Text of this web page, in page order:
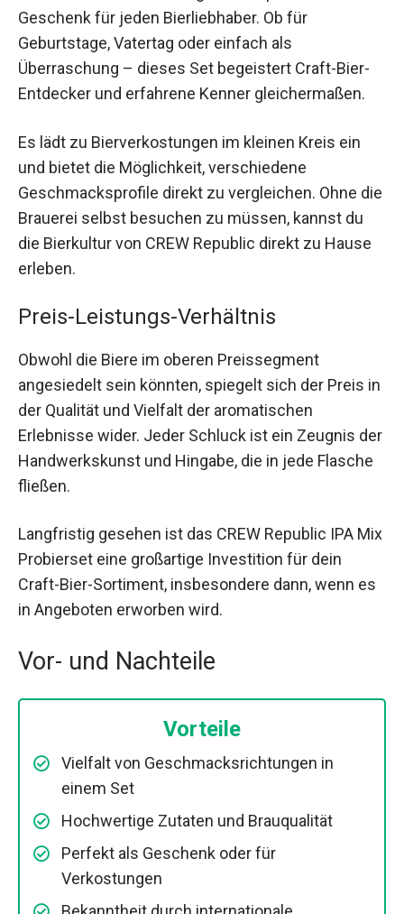
Geschenk für jeden Bierliebhaber. Ob für
Geburtstage, Vatertag oder einfach als
Überraschung – dieses Set begeistert Craft-Bier-
Entdecker und erfahrene Kenner gleichermaßen.
Es lädt zu Bierverkostungen im kleinen Kreis ein
und bietet die Möglichkeit, verschiedene
Geschmacksprofile direkt zu vergleichen. Ohne die
Brauerei selbst besuchen zu müssen, kannst du
die Bierkultur von CREW Republic direkt zu Hause
erleben.
Preis-Leistungs-Verhältnis
Obwohl die Biere im oberen Preissegment
angesiedelt sein könnten, spiegelt sich der Preis in
der Qualität und Vielfalt der aromatischen
Erlebnisse wider. Jeder Schluck ist ein Zeugnis der
Handwerkskunst und Hingabe, die in jede Flasche
fließen.
Langfristig gesehen ist das CREW Republic IPA Mix
Probierset eine großartige Investition für dein
Craft-Bier-Sortiment, insbesondere dann, wenn es
in Angeboten erworben wird.
Vor- und Nachteile
Vorteile
Vielfalt von Geschmacksrichtungen in
einem Set
Hochwertige Zutaten und Brauqualität
Perfekt als Geschenk oder für
Verkostungen